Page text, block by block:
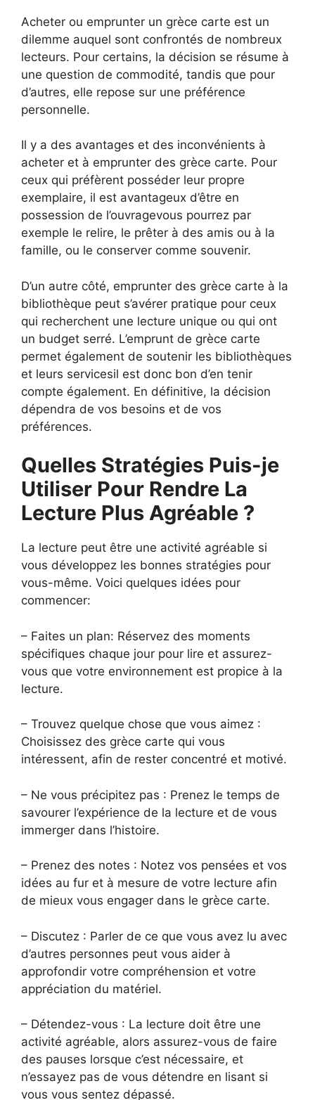
Acheter ou emprunter un grèce carte est un
dilemme auquel sont confrontés de nombreux
lecteurs. Pour certains, la décision se résume à
une question de commodité, tandis que pour
d’autres, elle repose sur une préférence
personnelle.
Il y a des avantages et des inconvénients à
acheter et à emprunter des grèce carte. Pour
ceux qui préfèrent posséder leur propre
exemplaire, il est avantageux d’être en
possession de l’ouvragevous pourrez par
exemple le relire, le prêter à des amis ou à la
famille, ou le conserver comme souvenir.
D’un autre côté, emprunter des grèce carte à la
bibliothèque peut s’avérer pratique pour ceux
qui recherchent une lecture unique ou qui ont
un budget serré. L’emprunt de grèce carte
permet également de soutenir les bibliothèques
et leurs servicesil est donc bon d’en tenir
compte également. En définitive, la décision
dépendra de vos besoins et de vos
préférences.
Quelles Stratégies Puis-je
Utiliser Pour Rendre La
Lecture Plus Agréable ?
La lecture peut être une activité agréable si
vous développez les bonnes stratégies pour
vous-même. Voici quelques idées pour
commencer:
– Faites un plan: Réservez des moments
spécifiques chaque jour pour lire et assurez-
vous que votre environnement est propice à la
lecture.
– Trouvez quelque chose que vous aimez :
Choisissez des grèce carte qui vous
intéressent, afin de rester concentré et motivé.
– Ne vous précipitez pas : Prenez le temps de
savourer l’expérience de la lecture et de vous
immerger dans l’histoire.
– Prenez des notes : Notez vos pensées et vos
idées au fur et à mesure de votre lecture afin
de mieux vous engager dans le grèce carte.
– Discutez : Parler de ce que vous avez lu avec
d’autres personnes peut vous aider à
approfondir votre compréhension et votre
appréciation du matériel.
– Détendez-vous : La lecture doit être une
activité agréable, alors assurez-vous de faire
des pauses lorsque c’est nécessaire, et
n’essayez pas de vous détendre en lisant si
vous vous sentez dépassé.